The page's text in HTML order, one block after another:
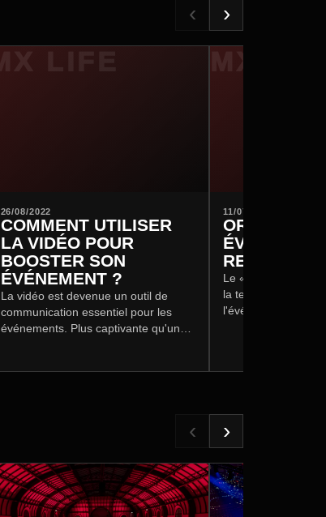
‹ ›
26/08/2022
COMMENT UTILISER
LA VIDÉO POUR
BOOSTER SON
ÉVÉNEMENT ?
La vidéo est devenue un outil de
communication essentiel pour les
événements. Plus captivante qu'une
11/07/2022
Le « Green Event
la tendance de
l'événementiel.
‹ ›